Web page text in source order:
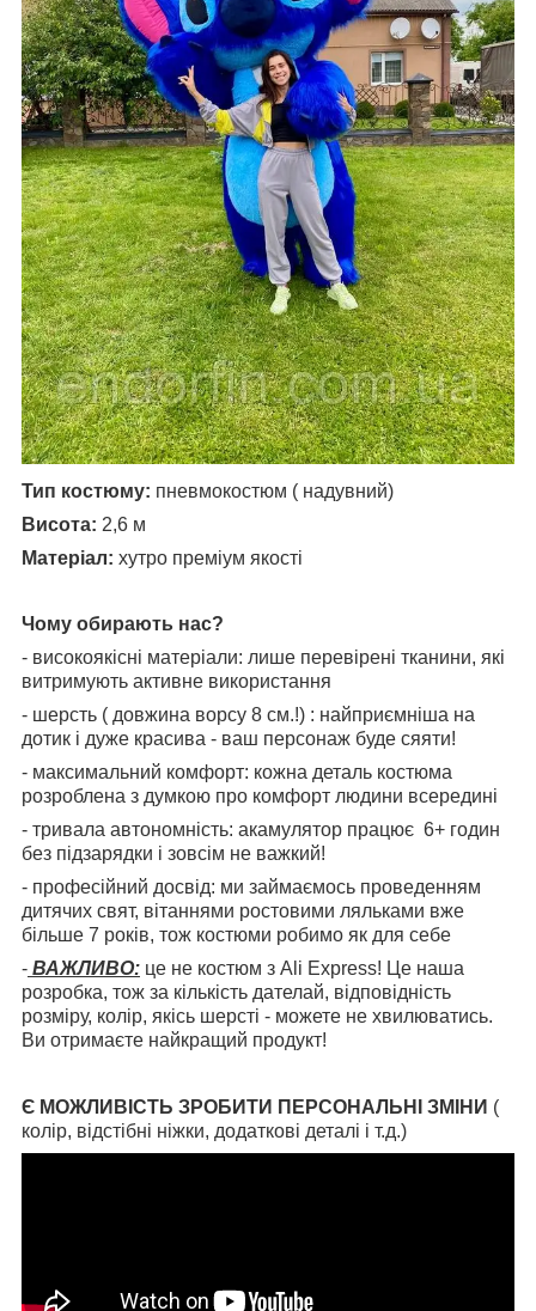
Тип костюму: пневмокостюм ( надувний)
Висота: 2,6 м
Матеріал: хутро преміум якості
Чому обирають нас?
- високоякісні матеріали: лише перевірені тканини, які
витримують активне використання
- шерсть ( довжина ворсу 8 см.!) : найприємніша на
дотик і дуже красива - ваш персонаж буде сяяти!
- максимальний комфорт: кожна деталь костюма
розроблена з думкою про комфорт людини всередині
- тривала автономність: акамулятор працює 6+ годин
без підзарядки і зовсім не важкий!
- професійний досвід: ми займаємось проведенням
дитячих свят, вітаннями ростовими ляльками вже
більше 7 років, тож костюми робимо як для себе
- ВАЖЛИВО: це не костюм з Ali Express! Це наша
розробка, тож за кількість дателай, відповідність
розміру, колір, якісь шерсті - можете не хвилюватись.
Ви отримаєте найкращий продукт!
Є МОЖЛИВІСТЬ ЗРОБИТИ ПЕРСОНАЛЬНІ ЗМІНИ (
колір, відстібні ніжки, додаткові деталі і т.д.)